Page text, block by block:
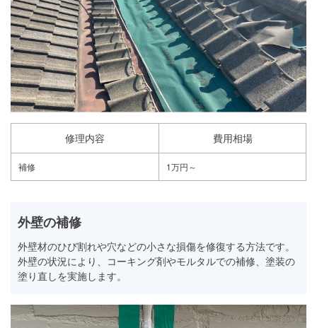
修理内容 費用相場
補修 1万円～
外壁の補修
外壁材のひび割れや穴などの小さな損傷を修復する方法です。
外壁の状況により、コーキング剤やモルタルでの補修、塗装の
塗り直しを実施します。